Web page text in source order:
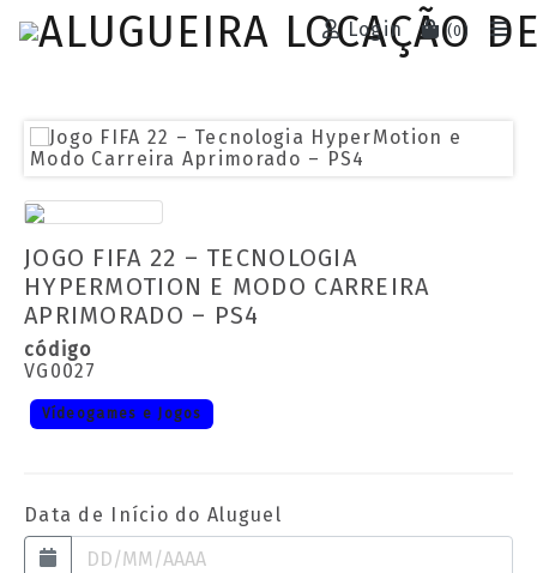
Login (0)
JOGO FIFA 22 – TECNOLOGIA
HYPERMOTION E MODO CARREIRA
APRIMORADO – PS4
código
VG0027
Vídeogames e Jogos
Data de Início do Aluguel